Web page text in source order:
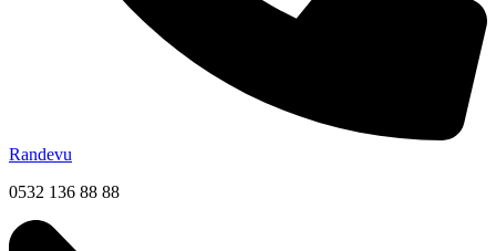
Randevu
0532 136 88 88